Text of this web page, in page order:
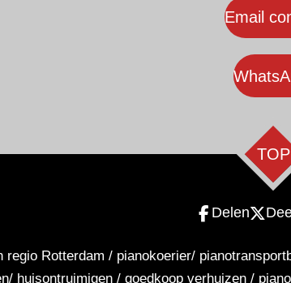
Email
TOP
Delen
regio Rotterdam / pianokoerier/
huisontruimigen / goedkoop verhuizen /